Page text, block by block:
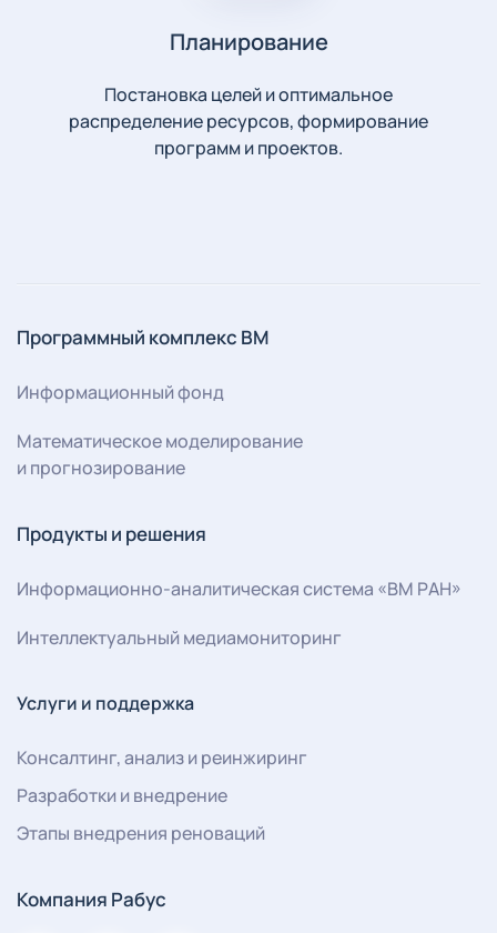
Планирование
Постановка целей и оптимальное
распределение ресурсов, формирование
программ и проектов.
Программный комплекс ВМ
Информационный фонд
Математическое моделирование
и прогнозирование
Продукты и решения
Информационно-аналитическая система «ВМ РАН»
Интеллектуальный медиамониторинг
Услуги и поддержка
Консалтинг, анализ и реинжиринг
Разработки и внедрение
Этапы внедрения реноваций
Компания Рабус